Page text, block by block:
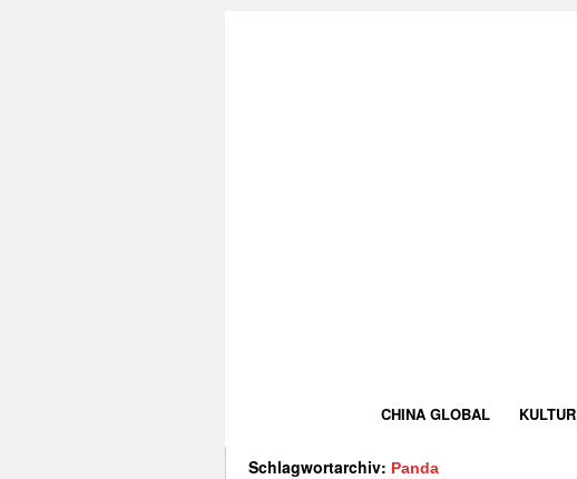
CHINA GLOBAL KULTUR
Schlagwortarchiv: Panda